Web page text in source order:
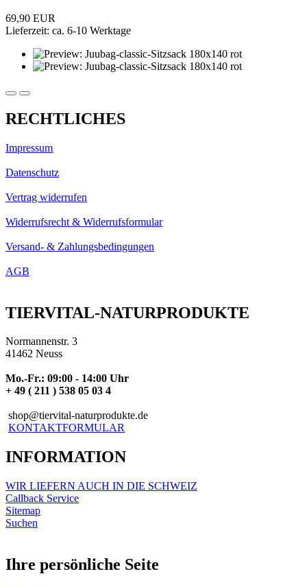
69,90 EUR
Lieferzeit: ca. 6-10 Werktage
RECHTLICHES
Impressum
Datenschutz
Vertrag widerrufen
Widerrufsrecht & Widerrufsformular
Versand- & Zahlungsbedingungen
AGB
TIERVITAL-NATURPRODUKTE
Normannenstr. 3
41462 Neuss
Mo.-Fr.: 09:00 - 14:00 Uhr
+ 49 ( 211 ) 538 05 03 4
shop@tiervital-naturprodukte.de
KONTAKTFORMULAR
INFORMATION
WIR LIEFERN AUCH IN DIE SCHWEIZ
Callback Service
Sitemap
Suchen
Ihre persönliche Seite